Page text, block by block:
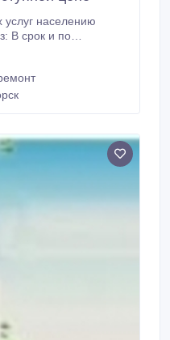
населению
В срок и по
сантехники и
Обои, кафель,